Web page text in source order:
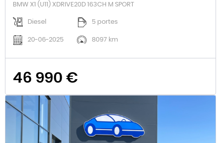
BMW X1 (U11) XDRIVE20D 163CH M SPORT
Diesel 5 portes
20-06-2025 8097 km
46 990 €